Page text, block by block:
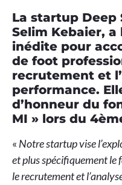
La startup Deep
Selim Kebaier,
inédite pour
de foot
recrutement et
performance.
d’honneur du
MI » lors du
« Notre startup vise
et plus spécifiquement le
le recrutement et